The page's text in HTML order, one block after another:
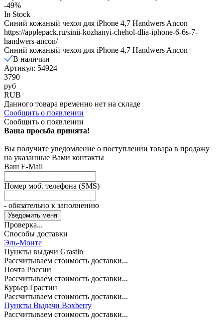
-49%
In Stock
Синий кожаный чехол для iPhone 4,7 Handwers Ancon
https://applepack.ru/sinii-kozhanyi-chehol-dlia-iphone-6-6s-7-
handwers-ancon/
Синий кожаный чехол для iPhone 4,7 Handwers Ancon
В наличии
Артикул: 54924
3790
руб
RUB
Данного товара временно нет на складе
Сообщить о появлении
Сообщить о появлении
Ваша просьба принята!
Вы получите уведомление о поступлении товара в продажу
на указанные Вами контакты
Ваш E-Mail
Номер моб. телефона (SMS)
- обязательно к заполнению
Проверка...
Способы доставки
Эль-Монте
Пункты выдачи Grastin
Рассчитываем стоимость доставки...
Почта России
Рассчитываем стоимость доставки...
Курьер Грастин
Рассчитываем стоимость доставки...
Пункты Выдачи Boxberry
Рассчитываем стоимость доставки...